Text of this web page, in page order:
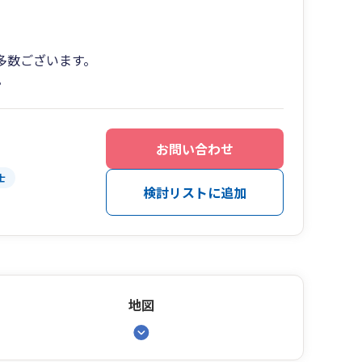
ございます。
お問い合わせ
検討リストに追加
地図